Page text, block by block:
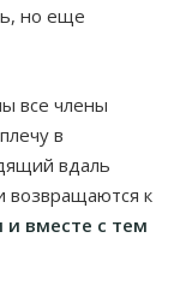
но еще
все члены
в
вдаль
возвращаются к
вместе с тем